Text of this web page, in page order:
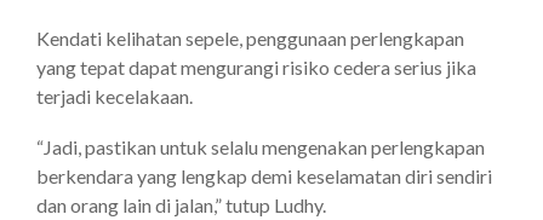
Kendati kelihatan sepele, penggunaan perlengkapan
yang tepat dapat mengurangi risiko cedera serius jika
terjadi kecelakaan.
“Jadi, pastikan untuk selalu mengenakan perlengkapan
berkendara yang lengkap demi keselamatan diri sendiri
dan orang lain di jalan,” tutup Ludhy.